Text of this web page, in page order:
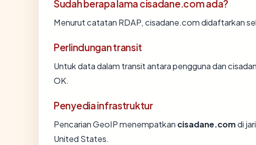
Sudah berapa lama cisadane.com ada?
Menurut catatan RDAP, cisadane.com didaftarkan
Perlindungan transit
Untuk data dalam transit antara pengguna dan
OK.
Penyedia infrastruktur
Pencarian GeoIP menempatkan cisadane.comdi
United States.